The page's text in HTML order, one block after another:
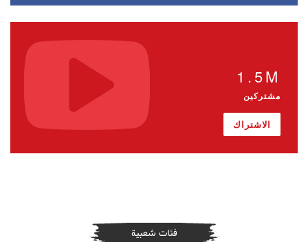
1.5M
مشتركين
الاشتراك
فئات شعبية